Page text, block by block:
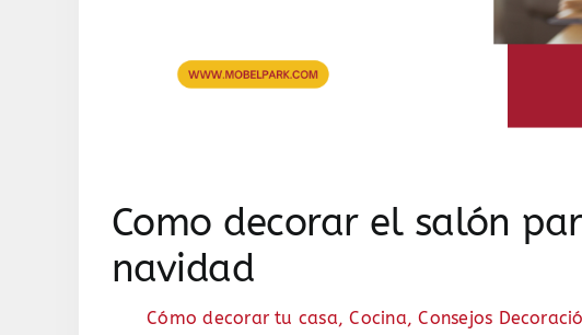
Como decorar el salón
navidad
Cómo decorar tu casa,Cocina,Consejos